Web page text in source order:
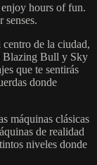
hours of fun.
de la ciudad,
Blazing Bull y Sky
que te sentirás
donde
máquinas clásicas
de realidad
niveles donde